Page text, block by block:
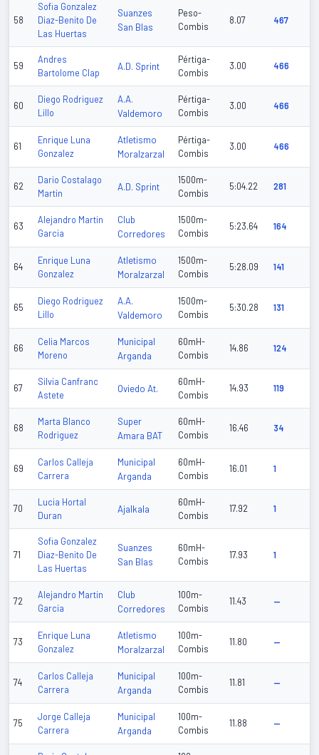
58
Sofia Gonzalez
Diaz-Benito De
Las Huertas
Suanzes
San Blas
Peso-
Combis
8.07 467
59
Andres
Bartolome Clap
A.D. Sprint
Pértiga-
Combis
3.00 466
60
Diego Rodriguez
Lillo
A.A.
Valdemoro
Pértiga-
Combis
3.00 466
61
Enrique Luna
Gonzalez
Atletismo
Moralzarzal
Pértiga-
Combis
3.00 466
62
Dario Costalago
Martin
A.D. Sprint
1500m-
Combis
5:04.22 281
63
Alejandro Martin
Garcia
Club
Corredores
1500m-
Combis
5:23.64 164
64
Enrique Luna
Gonzalez
Atletismo
Moralzarzal
1500m-
Combis
5:28.09 141
65
Diego Rodriguez
Lillo
A.A.
Valdemoro
1500m-
Combis
5:30.28 131
66
Celia Marcos
Moreno
Municipal
Arganda
60mH-
Combis
14.86 124
67
Silvia Canfranc
Astete
Oviedo At.
60mH-
Combis
14.93 119
68
Marta Blanco
Rodriguez
Super
Amara BAT
60mH-
Combis
16.46 34
69
Carlos Calleja
Carrera
Municipal
Arganda
60mH-
Combis
16.01 1
70
Lucia Hortal
Duran
Ajalkala
60mH-
Combis
17.92 1
71
Sofia Gonzalez
Diaz-Benito De
Las Huertas
Suanzes
San Blas
60mH-
Combis
17.93 1
72
Alejandro Martin
Garcia
Club
Corredores
100m-
Combis
11.43 —
73
Enrique Luna
Gonzalez
Atletismo
Moralzarzal
100m-
Combis
11.80 —
74
Carlos Calleja
Carrera
Municipal
Arganda
100m-
Combis
11.81 —
75
Jorge Calleja
Carrera
Municipal
Arganda
100m-
Combis
11.88 —